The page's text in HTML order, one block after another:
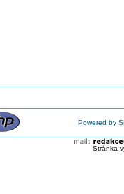
Powered by
Stránka